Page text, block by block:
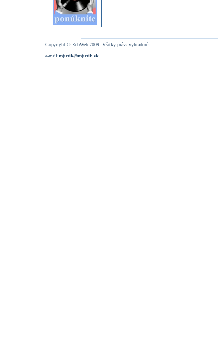
Copyright © RebWeb 2009; Všetky práva vyhradené
e-mail:mjuzik@mjuzik.sk